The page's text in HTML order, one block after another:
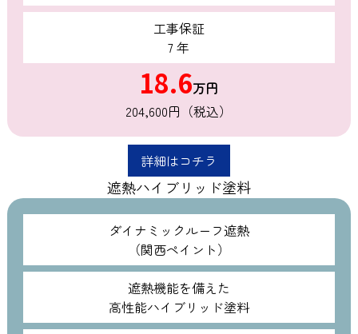
工事保証
7 年
18.6万円
204,600円（税込）
詳細はコチラ
遮熱ハイブリッド塗料
ダイナミックルーフ遮熱
（関西ペイント）
遮熱機能を備えた
高性能ハイブリッド塗料